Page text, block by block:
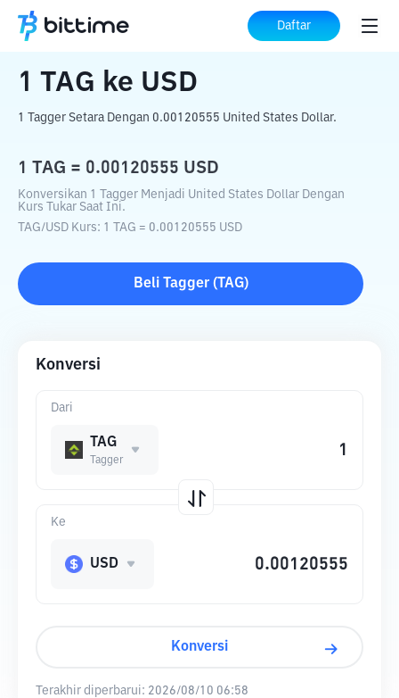
Daftar
Beranda Konverter Kripto ke USD
1 TAG ke USD
1 Tagger Setara Dengan 0.00120555 United States Dollar.
1 TAG = 0.00120555 USD
Konversikan 1 Tagger Menjadi United States Dollar Dengan
Kurs Tukar Saat Ini.
TAG/USD Kurs: 1 TAG = 0.00120555 USD
Beli Tagger( TAG)
Konversi
Dari
TAG
Tagger
Ke
USD
Konversi
Terakhir diperbarui: 2026/08/10 06:58